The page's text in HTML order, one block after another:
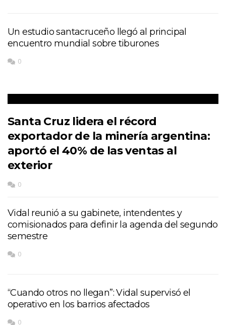
Un estudio santacruceño llegó al principal
encuentro mundial sobre tiburones
0
Santa Cruz lidera el récord
exportador de la minería argentina:
aportó el 40% de las ventas al
exterior
0
Vidal reunió a su gabinete, intendentes y
comisionados para definir la agenda del segundo
semestre
0
“Cuando otros no llegan”: Vidal supervisó el
operativo en los barrios afectados
0